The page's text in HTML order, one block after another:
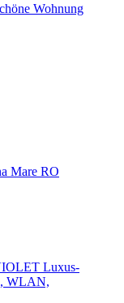
Wohnung
Mare RO
Luxus-
WLAN,